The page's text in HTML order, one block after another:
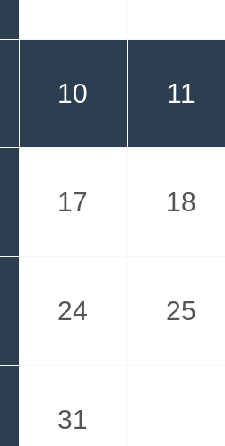
10 11
17 18
24 25
31